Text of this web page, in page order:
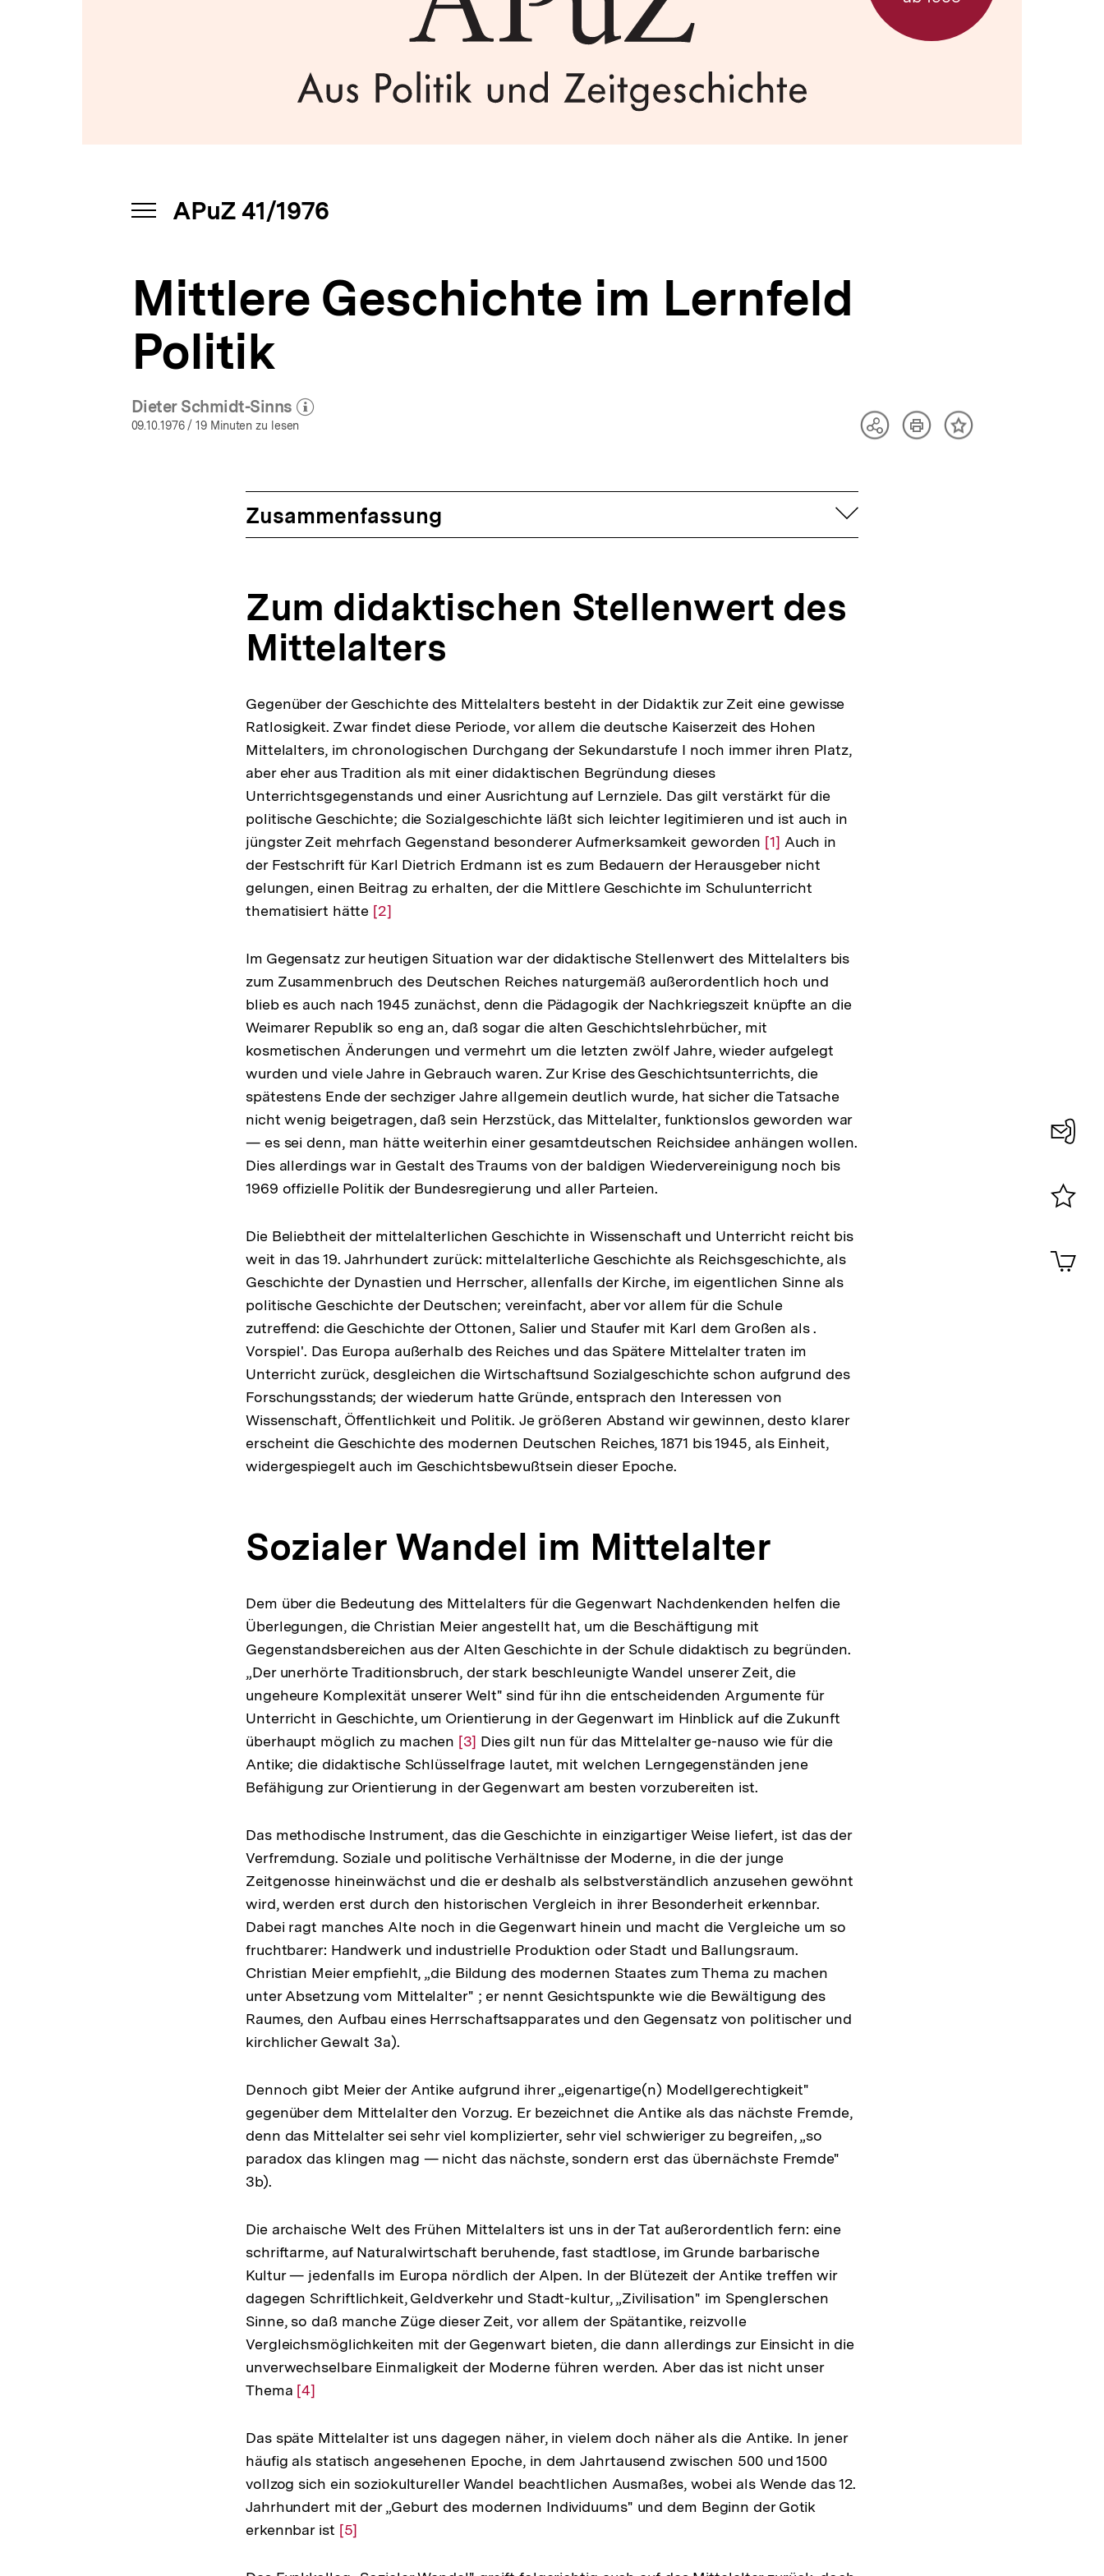
INHALTSNAVIGATION
APuZ 41/1976
Mittlere Geschichte im Lernfeld
Politik
Dieter Schmidt-Sinns
(Mehr zum Autor)
öffnen
09.10.1976/ 19 Minuten zu lesen
TeilenArtikelInhalt
Zusammenfassung aufklappen
Zum didaktischen Stellenwert des
Mittelalters
Gegenüber der Geschichte des Mittelalters besteht in der Didaktik zur Zeit eine gewisse
Ratlosigkeit. Zwar findet diese Periode, vor allem die deutsche Kaiserzeit des Hohen
Mittelalters, im chronologischen Durchgang der Sekundarstufe I noch immer ihren Platz,
aber eher aus Tradition als mit einer didaktischen Begründung dieses
Unterrichtsgegenstands und einer Ausrichtung auf Lernziele. Das gilt verstärkt für die
politische Geschichte; die Sozialgeschichte läßt sich leichter legitimieren und ist auch in
jüngster Zeit mehrfach Gegenstand besonderer Aufmerksamkeit geworden Zur
Auflösung
der
[1] Auch in
der Festschrift für Karl Dietrich Erdmann ist es zum Bedauern der Herausgeber nicht
gelungen, einen Beitrag zu erhalten, der die Mittlere Geschichte im Schulunterricht
thematisiert hätte Zur
der
Fußnote
[2]
Im Gegensatz zur heutigen Situation war der didaktische Stellenwert des Mittelalters bis
zum Zusammenbruch des Deutschen Reiches naturgemäß außerordentlich hoch und
blieb es auch nach 1945 zunächst, denn die Pädagogik der Nachkriegszeit knüpfte an die
Weimarer Republik so eng an, daß sogar die alten Geschichtslehrbücher, mit
kosmetischen Änderungen und vermehrt um die letzten zwölf Jahre, wieder aufgelegt
wurden und viele Jahre in Gebrauch waren. Zur Krise des Geschichtsunterrichts, die
spätestens Ende der sechziger Jahre allgemein deutlich wurde, hat sicher die Tatsache
nicht wenig beigetragen, daß sein Herzstück, das Mittelalter, funktionslos geworden war
— es sei denn, man hätte weiterhin einer gesamtdeutschen Reichsidee anhängen wollen.
Dies allerdings war in Gestalt des Traums von der baldigen Wiedervereinigung noch bis
1969 offizielle Politik der Bundesregierung und aller Parteien.
Die Beliebtheit der mittelalterlichen Geschichte in Wissenschaft und Unterricht reicht bis
weit in das 19. Jahrhundert zurück: mittelalterliche Geschichte als Reichsgeschichte, als
Geschichte der Dynastien und Herrscher, allenfalls der Kirche, im eigentlichen Sinne als
politische Geschichte der Deutschen; vereinfacht, aber vor allem für die Schule
zutreffend: die Geschichte der Ottonen, Salier und Staufer mit Karl dem Großen als .
Vorspiel'. Das Europa außerhalb des Reiches und das Spätere Mittelalter traten im
Unterricht zurück, desgleichen die Wirtschaftsund Sozialgeschichte schon aufgrund des
Forschungsstands; der wiederum hatte Gründe, entsprach den Interessen von
Wissenschaft, Öffentlichkeit und Politik. Je größeren Abstand wir gewinnen, desto klarer
erscheint die Geschichte des modernen Deutschen Reiches, 1871 bis 1945, als Einheit,
widergespiegelt auch im Geschichtsbewußtsein dieser Epoche.
Sozialer Wandel im Mittelalter
Dem über die Bedeutung des Mittelalters für die Gegenwart Nachdenkenden helfen die
Überlegungen, die Christian Meier angestellt hat, um die Beschäftigung mit
Gegenstandsbereichen aus der Alten Geschichte in der Schule didaktisch zu begründen.
„Der unerhörte Traditionsbruch, der stark beschleunigte Wandel unserer Zeit, die
ungeheure Komplexität unserer Welt" sind für ihn die entscheidenden Argumente für
Unterricht in Geschichte, um Orientierung in der Gegenwart im Hinblick auf die Zukunft
überhaupt möglich zu machen Zur
Auflösung
der
[3] Dies gilt nun für das Mittelalter ge-nauso wie für die
Antike; die didaktische Schlüsselfrage lautet, mit welchen Lerngegenständen jene
Befähigung zur Orientierung in der Gegenwart am besten vorzubereiten ist.
Das methodische Instrument, das die Geschichte in einzigartiger Weise liefert, ist das der
Verfremdung. Soziale und politische Verhältnisse der Moderne, in die der junge
Zeitgenosse hineinwächst und die er deshalb als selbstverständlich anzusehen gewöhnt
wird, werden erst durch den historischen Vergleich in ihrer Besonderheit erkennbar.
Dabei ragt manches Alte noch in die Gegenwart hinein und macht die Vergleiche um so
fruchtbarer: Handwerk und industrielle Produktion oder Stadt und Ballungsraum.
Christian Meier empfiehlt, „die Bildung des modernen Staates zum Thema zu machen
unter Absetzung vom Mittelalter" ; er nennt Gesichtspunkte wie die Bewältigung des
Raumes, den Aufbau eines Herrschaftsapparates und den Gegensatz von politischer und
kirchlicher Gewalt 3a).
Dennoch gibt Meier der Antike aufgrund ihrer „eigenartige(n) Modellgerechtigkeit"
gegenüber dem Mittelalter den Vorzug. Er bezeichnet die Antike als das nächste Fremde,
denn das Mittelalter sei sehr viel komplizierter, sehr viel schwieriger zu begreifen, „so
paradox das klingen mag — nicht das nächste, sondern erst das übernächste Fremde"
3b).
Die archaische Welt des Frühen Mittelalters ist uns in der Tat außerordentlich fern: eine
schriftarme, auf Naturalwirtschaft beruhende, fast stadtlose, im Grunde barbarische
Kultur — jedenfalls im Europa nördlich der Alpen. In der Blütezeit der Antike treffen wir
dagegen Schriftlichkeit, Geldverkehr und Stadt-kultur, „Zivilisation" im Spenglerschen
Sinne, so daß manche Züge dieser Zeit, vor allem der Spätantike, reizvolle
Vergleichsmöglichkeiten mit der Gegenwart bieten, die dann allerdings zur Einsicht in die
unverwechselbare Einmaligkeit der Moderne führen werden. Aber das ist nicht unser
Thema Zur
der
Fußnote
[4]
Das späte Mittelalter ist uns dagegen näher, in vielem doch näher als die Antike. In jener
häufig als statisch angesehenen Epoche, in dem Jahrtausend zwischen 500 und 1500
vollzog sich ein soziokultureller Wandel beachtlichen Ausmaßes, wobei als Wende das 12.
Jahrhundert mit der „Geburt des modernen Individuums" und dem Beginn der Gotik
erkennbar ist Zur
[5]